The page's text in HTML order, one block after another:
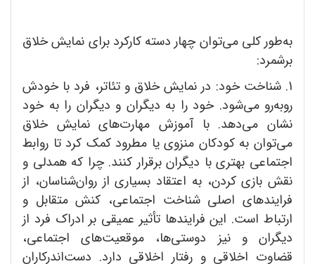
به‌طور کلی می‌توان چهار دسته کارکرد برای نمایش خلاق
برشمرد:
1. شناخت خود: در نمایش خلاق و تئاتر، فرد با خودش
روبه‌رو می‌شود. خود را به دیگران و دیگران را به خود
نشان می‌دهد. با آموزش مهارت‌های نمایش خلاق
می‌توان به کودکان منزوی یا مطرود کمک کرد تا روابط
اجتماعی بهتری با دیگران برقرار کنند. چرا که همدلی و
نقش بازی کردن، به اعتقاد بسیاری از روان‌شناسان، از
فرایندهای اصلی شناخت اجتماعی، کنش متقابل و
ارتباط است. این فرایندها تأثیر عمیقی بر ادراک فرد از
دیگران و نیز دوستی‌ها، موقعیت‌های اجتماعی،
قضاوت اخلاقی و رفتار اخلاقی دارد. دست‌اندرکاران